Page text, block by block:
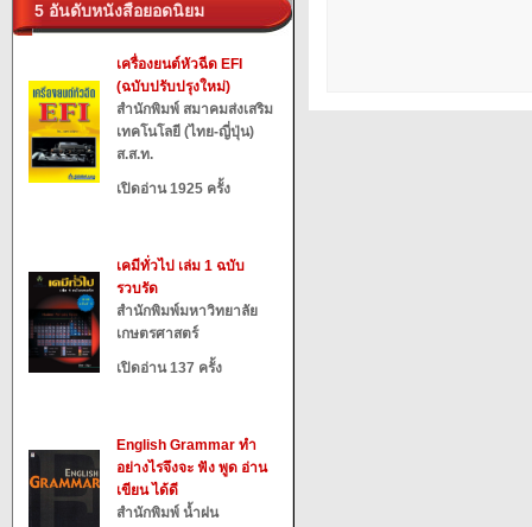
5 อันดับหนังสือยอดนิยม
เครื่องยนต์หัวฉีด EFI
(ฉบับปรับปรุงใหม่)
สำนักพิมพ์ สมาคมส่งเสริม
เทคโนโลยี (ไทย-ญี่ปุ่น)
ส.ส.ท.
เปิดอ่าน 1925 ครั้ง
เคมีทั่วไป เล่ม 1 ฉบับ
รวบรัด
สำนักพิมพ์มหาวิทยาลัย
เกษตรศาสตร์
เปิดอ่าน 137 ครั้ง
English Grammar ทำ
อย่างไรจึงจะ ฟัง พูด อ่าน
เขียน ได้ดี
สำนักพิมพ์ น้ำฝน